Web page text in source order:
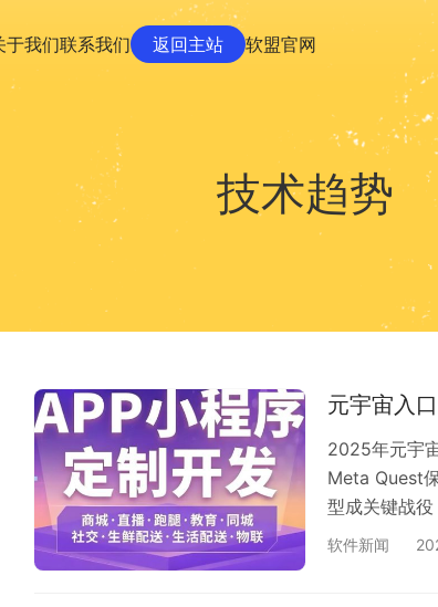
于我们联系我们 返回主站 软盟官网
技术趋势
元宇宙入
2025年元宇
Meta Quest
型成关键战
底座上，APP
软件新闻